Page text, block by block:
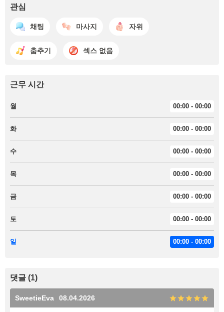
관심
채팅 마사지 자위
춤추기 섹스 없음
근무 시간
월 00:00 - 00:00
화 00:00 - 00:00
수 00:00 - 00:00
목 00:00 - 00:00
금 00:00 - 00:00
토 00:00 - 00:00
일 00:00 - 00:00
댓글 (1)
SweetieEva 08.04.2026